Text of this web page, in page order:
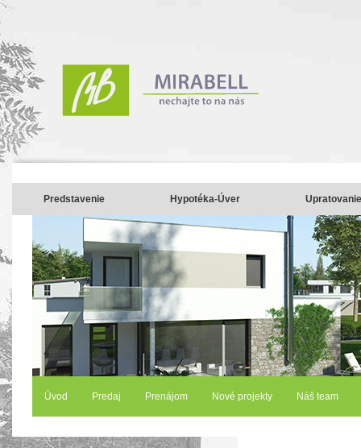
Predstavenie Hypotéka-Úver Upratovanie
Úvod Predaj Prenájom Nové projekty Náš team